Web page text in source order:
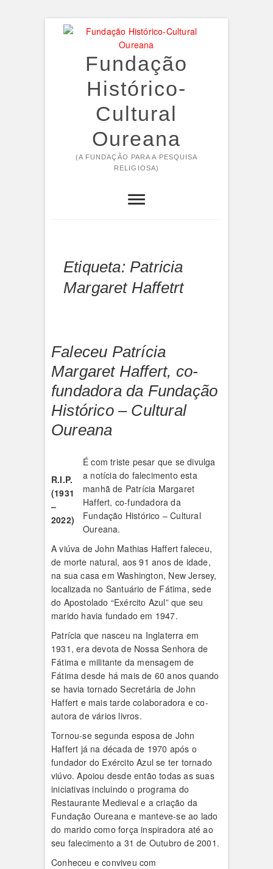
Fundação
Histórico-
Cultural
Oureana
(A FUNDAÇÃO PARA A PESQUISA
RELIGIOSA)
Etiqueta: Patricia
Margaret Haffetrt
Faleceu Patrícia
Margaret Haffert, co-
fundadora da Fundação
Histórico – Cultural
Oureana
R.I.P.
(1931
–
2022)
É com triste pesar que se divulga
a notícia do falecimento esta
manhã de Patrícia Margaret
Haffert, co-fundadora da
Fundação Histórico – Cultural
Oureana.
A viúva de John Mathias Haffert faleceu,
de morte natural, aos 91 anos de idade,
na sua casa em Washington, New Jersey,
localizada no Santuário de Fátima, sede
do Apostolado “Exército Azul” que seu
marido havia fundado em 1947.
Patrícia que nasceu na Inglaterra em
1931, era devota de Nossa Senhora de
Fátima e militante da mensagem de
Fátima desde há mais de 60 anos quando
se havia tornado Secretária de John
Haffert e mais tarde colaboradora e co-
autora de vários livros.
Tornou-se segunda esposa de John
Haffert já na década de 1970 após o
fundador do Exército Azul se ter tornado
viúvo. Apoiou desde então todas as suas
iniciativas incluindo o programa do
Restaurante Medieval e a criação da
Fundação Oureana e manteve-se ao lado
do marido como força inspiradora até ao
seu falecimento a 31 de Outubro de 2001.
Conheceu e conviveu com